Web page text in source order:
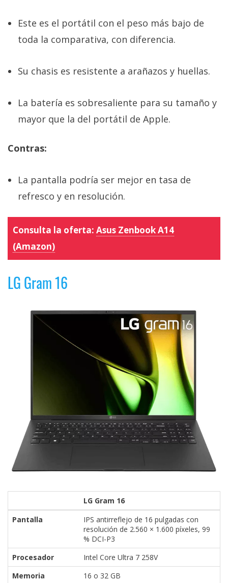
Este es el portátil con el peso más bajo de
toda la comparativa, con diferencia.
Su chasis es resistente a arañazos y huellas.
La batería es sobresaliente para su tamaño y
mayor que la del portátil de Apple.
Contras:
La pantalla podría ser mejor en tasa de
refresco y en resolución.
Consulta la oferta: Asus Zenbook A14
(Amazon)
LG Gram 16
LG Gram 16
Pantalla
IPS antirreflejo de 16 pulgadas con
resolución de 2.560 × 1.600 píxeles, 99
% DCI-P3
Procesador
Intel Core Ultra 7 258V
Memoria
16 o 32 GB